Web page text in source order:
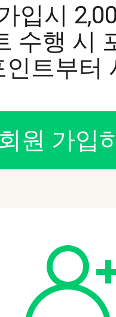
입시
수행 시
인트부터
회원 가입